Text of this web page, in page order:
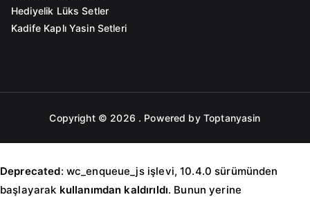
Hediyelik Lüks Setler
Kadife Kaplı Yasin Setleri
Copyright © 2026 . Powered by Toptanyasin
Deprecated: wc_enqueue_js işlevi, 10.4.0 sürümünden
başlayarak kullanımdan kaldırıldı. Bunun yerine